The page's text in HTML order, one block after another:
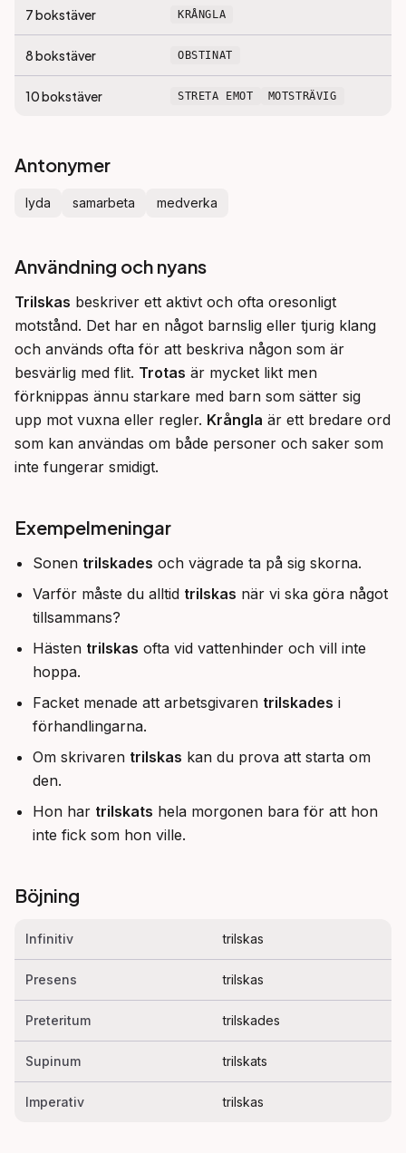
7bokstäver KRÅNGLA
8bokstäver OBSTINAT
10bokstäver STRETA EMOT MOTSTRÄVIG
Antonymer
lyda samarbeta medverka
Användning och nyans
Trilskas beskriver ett aktivt och ofta oresonligt
motstånd. Det har en något barnslig eller tjurig klang
och används ofta för att beskriva någon som är
besvärlig med flit. Trotas är mycket likt men
förknippas ännu starkare med barn som sätter sig
upp mot vuxna eller regler. Krångla är ett bredare ord
som kan användas om både personer och saker som
inte fungerar smidigt.
Exempelmeningar
Sonen trilskades och vägrade ta på sig skorna.
Varför måste du alltid trilskas när vi ska göra något
tillsammans?
Hästen trilskas ofta vid vattenhinder och vill inte
hoppa.
Facket menade att arbetsgivaren trilskades i
förhandlingarna.
Om skrivaren trilskas kan du prova att starta om
den.
Hon har trilskats hela morgonen bara för att hon
inte fick som hon ville.
Böjning
Infinitiv trilskas
Presens trilskas
Preteritum trilskades
Supinum trilskats
Imperativ trilskas